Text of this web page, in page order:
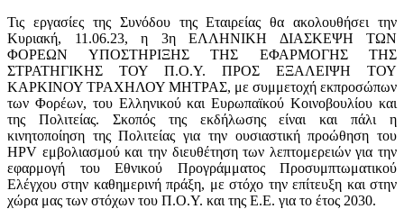
Τις εργασίες της Συνόδου της Εταιρείας θα ακολουθήσει την
Κυριακή, 11.06.23, η 3η ΕΛΛΗΝΙΚΗ ΔΙΑΣΚΕΨΗ ΤΩΝ
ΦΟΡΕΩΝ ΥΠΟΣΤΗΡΙΞΗΣ ΤΗΣ ΕΦΑΡΜΟΓΗΣ ΤΗΣ
ΣΤΡΑΤΗΓΙΚΗΣ ΤΟΥ Π.Ο.Υ. ΠΡΟΣ ΕΞΑΛΕΙΨΗ ΤΟΥ
ΚΑΡΚΙΝΟΥ ΤΡΑΧΗΛΟΥ ΜΗΤΡΑΣ, με συμμετοχή εκπροσώπων
των Φορέων, του Ελληνικού και Ευρωπαϊκού Κοινοβουλίου και
της Πολιτείας. Σκοπός της εκδήλωσης είναι και πάλι η
κινητοποίηση της Πολιτείας για την ουσιαστική προώθηση του
HPV εμβολιασμού και την διευθέτηση των λεπτομερειών για την
εφαρμογή του Εθνικού Προγράμματος Προσυμπτωματικού
Ελέγχου στην καθημερινή πράξη, με στόχο την επίτευξη και στην
χώρα μας των στόχων του Π.Ο.Υ. και της Ε.Ε. για το έτος 2030.